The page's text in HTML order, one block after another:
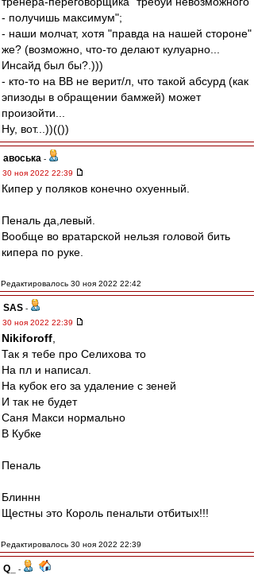
- получишь максимум";
- наши молчат, хотя "правда на нашей стороне"
же? (возможно, что-то делают кулуарно...
Инсайд был бы?.)))
- кто-то на ВВ не верит/л, что такой абсурд (как
эпизоды в обращении бамжей) может
произойти...
Ну, вот...))(())
авоська -
30 ноя 2022 22:39
Кипер у поляков конечно охуенный.
Пеналь да,левый.
Вообще во вратарской нельзя головой бить
кипера по руке.
Редактировалось 30 ноя 2022 22:42
SAS -
30 ноя 2022 22:39
Nikiforoff
Так я тебе про Селихова то
На пл и написал.
На кубок его за удаление с зеней
И так не будет
Саня Макси нормально
В Кубке
Пеналь
Блиннн
Щестны это Король пенальти отбитых!!!
Редактировалось 30 ноя 2022 22:39
Q_
-